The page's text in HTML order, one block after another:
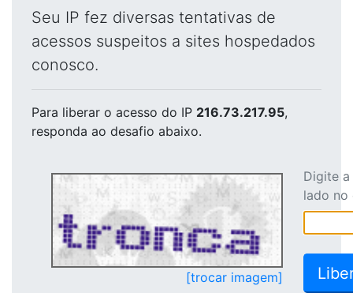
Seu IP fez diversas tentativas de
acessos suspeitos a sites hospedados
conosco.
Para liberar o acesso do IP 216.73.217.95,
responda ao desafio abaixo.
[trocar imagem]
Digite
lado no